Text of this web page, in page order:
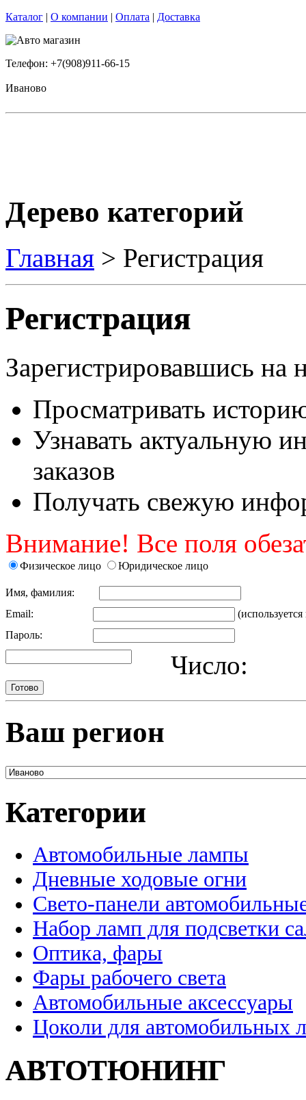
Каталог | О компании | Оплата | Доставка
Телефон: +7(908)911-66-15
Иваново
Дерево категорий
Главная > Регистрация
Регистрация
Зарегистрировавшись
Просматривать
Узнавать актуальную
заказов
Получать свежую
Внимание! Все поля
Физическое лицо Юридическое лицо
Имя, фамилия:
Email:
Пароль:
Число:
Ваш регион
Категории
Автомобильные лампы
Дневные ходовые огни
Свето-панели
Набор ламп для подсветки
Оптика, фары
Фары рабочего света
Автомобильные аксессуары
Цоколи для автомобильных
АВТОТЮНИНГ